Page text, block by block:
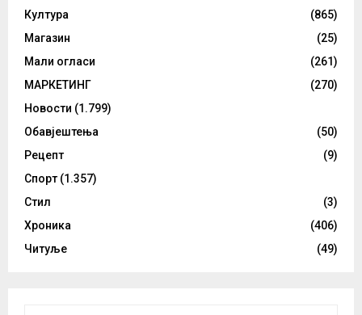
Култура
(865)
Магазин
(25)
Мали огласи
(261)
МАРКЕТИНГ
(270)
Новости (1.799)
Обавјештења
(50)
Рецепт
(9)
Спорт (1.357)
Стил
(3)
Хроника
(406)
Читуље
(49)